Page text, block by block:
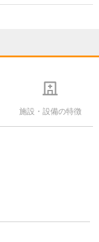
施設・設備の特徴